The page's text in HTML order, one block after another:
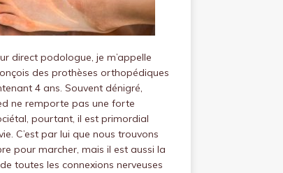
direct podologue, je m’appelle
des prothèses orthopédiques
4 ans. Souvent dénigré,
ne remporte pas une forte
pourtant, il est primordial
C’est par lui que nous trouvons
pour marcher, mais il est aussi la
toutes les connexions nerveuses